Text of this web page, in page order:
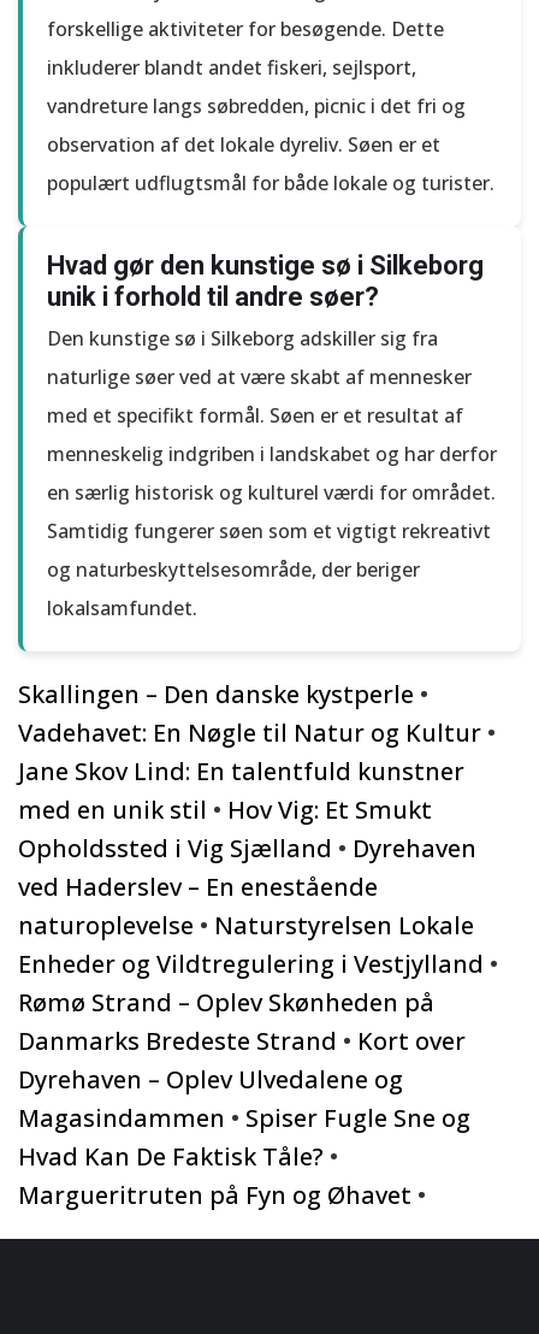
forskellige aktiviteter for besøgende. Dette
inkluderer blandt andet fiskeri, sejlsport,
vandreture langs søbredden, picnic i det fri og
observation af det lokale dyreliv. Søen er et
populært udflugtsmål for både lokale og turister.
Hvad gør den kunstige sø i Silkeborg
unik i forhold til andre søer?
Den kunstige sø i Silkeborg adskiller sig fra
naturlige søer ved at være skabt af mennesker
med et specifikt formål. Søen er et resultat af
menneskelig indgriben i landskabet og har derfor
en særlig historisk og kulturel værdi for området.
Samtidig fungerer søen som et vigtigt rekreativt
og naturbeskyttelsesområde, der beriger
lokalsamfundet.
Skallingen – Den danske kystperle •
Vadehavet: En Nøgle til Natur og Kultur •
Jane Skov Lind: En talentfuld kunstner
med en unik stil • Hov Vig: Et Smukt
Opholdssted i Vig Sjælland • Dyrehaven
ved Haderslev – En enestående
naturoplevelse • Naturstyrelsen Lokale
Enheder og Vildtregulering i Vestjylland •
Rømø Strand – Oplev Skønheden på
Danmarks Bredeste Strand • Kort over
Dyrehaven – Oplev Ulvedalene og
Magasindammen • Spiser Fugle Sne og
Hvad Kan De Faktisk Tåle? •
Margueritruten på Fyn og Øhavet •